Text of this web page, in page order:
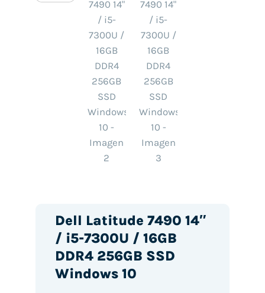
Dell Latitude 7490 14″
/ i5-7300U / 16GB
DDR4 256GB SSD
Windows 10